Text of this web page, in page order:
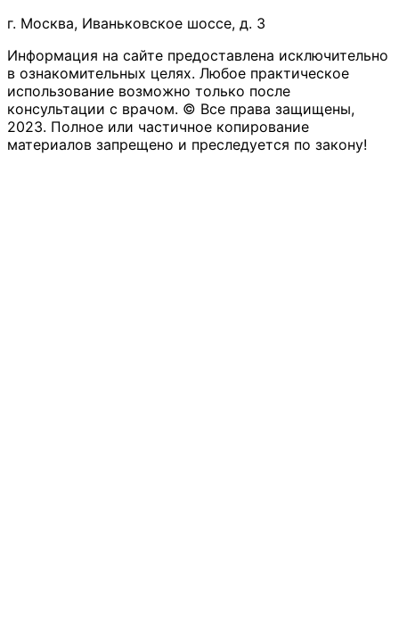
г. Москва, Иваньковское шоссе, д. 3
Информация на сайте предоставлена исключительно
в ознакомительных целях. Любое практическое
использование возможно только после
консультации с врачом. © Все права защищены,
2023. Полное или частичное копирование
материалов запрещено и преследуется по закону!